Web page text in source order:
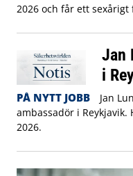
2026 och får ett
Jan
i
PÅ NYTT JOBB
Jan
ambassadör i
2026.